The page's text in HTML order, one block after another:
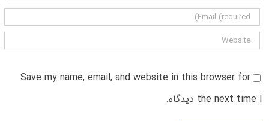
Save my name, email, and website in this browser for
the next time I دیدگاه.